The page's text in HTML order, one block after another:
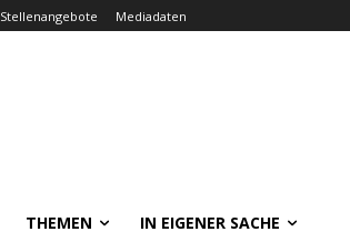
Stellenangebote Mediadaten
THEMEN IN EIGENER SACHE